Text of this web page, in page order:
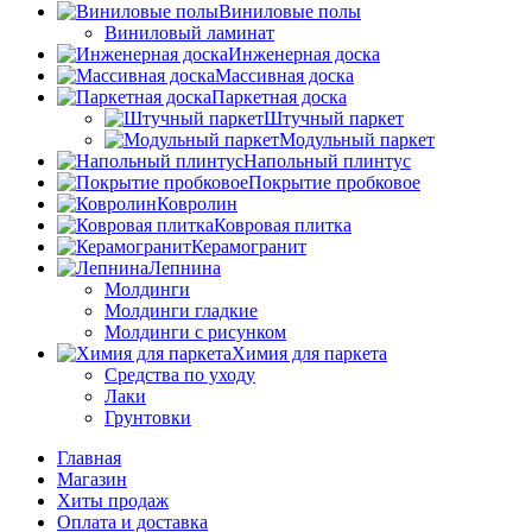
Виниловые полы
Виниловый ламинат
Инженерная доска
Массивная доска
Паркетная доска
Штучный паркет
Модульный паркет
Напольный плинтус
Покрытие пробковое
Ковролин
Ковровая плитка
Керамогранит
Лепнина
Молдинги
Молдинги гладкие
Молдинги с рисунком
Химия для паркета
Средства по уходу
Лаки
Грунтовки
Главная
Магазин
Хиты продаж
Оплата и доставка